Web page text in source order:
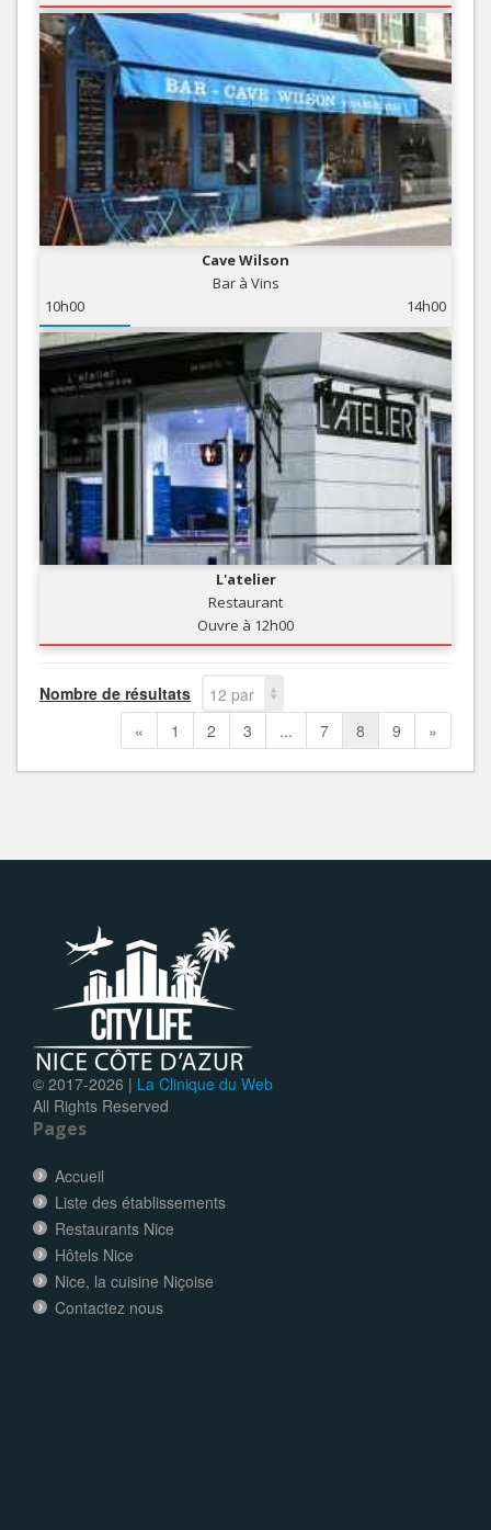
Cave Wilson
Bar à Vins
10h00
14h00
L'atelier
Restaurant
Ouvre à 12h00
Nombre de résultats
12 par
page
« 1 2 3 ... 7 8 9 »
© 2017-2026 | La Clinique du Web
All Rights Reserved
Pages
Accueil
Liste des établissements
Restaurants Nice
Hôtels Nice
Nice, la cuisine Niçoise
Contactez nous